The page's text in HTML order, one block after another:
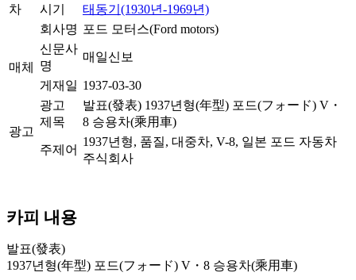
차
시기
태동기(1930년-1969년)
회사명 포드 모터스(Ford motors)
매체
신문사
명
매일신보
게재일 1937-03-30
광고
광고
제목
발표(發表) 1937년형(年型) 포드(フォード) V・
8 승용차(乘用車)
주제어
1937년형, 품질, 대중차, V-8, 일본 포드 자동차
주식회사
카피 내용
발표(發表)
1937년형(年型) 포드(フォード) V・8 승용차(乘用車)